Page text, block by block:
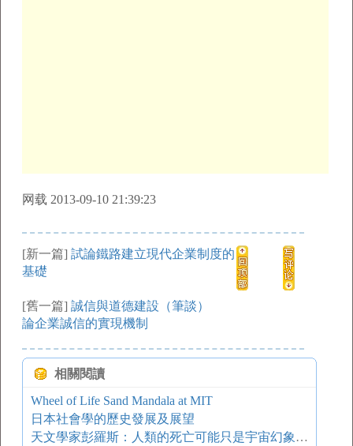
网载 2013-09-10 21:39:23
[新一篇] 試論鐵路建立現代企業制度的
基礎
[舊一篇] 誠信與道德建設（筆談）
論企業誠信的實現機制
相關閱讀
Wheel of Life Sand Mandala at MIT
日本社會學的歷史發展及展望
天文學家彭羅斯：人類的死亡可能只是宇宙幻象，生命是不會終結的